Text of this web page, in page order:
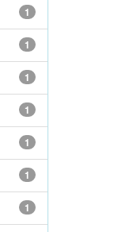
1
1
1
1
1
1
1